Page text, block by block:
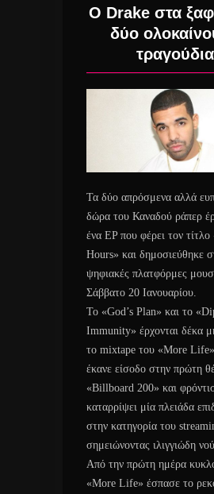
Ο Drake στα
δύο
Τα δύο απρόσμενα αλλά
δώρα του Καναδού ράπερ
ένα EP που φέρει τον
Hours» και δημοσιεύθηκε
ψηφιακές πλατφόρμες
Σάββατο 20 Ιανουαρίου.
Το «God’s Plan» και το
Immunity» έρχονται δέκα
το mixtape του «More
έκανε είσοδο στην πρώτη
«Billboard 200» και
καταρρίψει μία πλειάδα
στην κατηγορία του
σημειώνοντας ιλιγγιώδη
Από την πρώτη ημέρα
«More Life» έσπασε το